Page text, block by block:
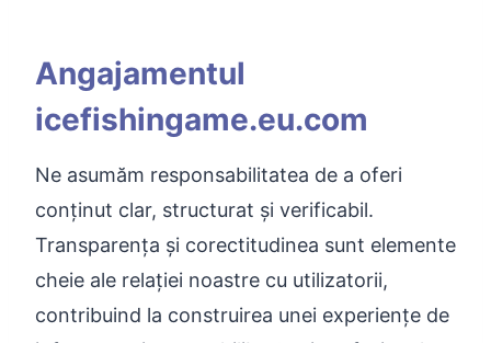
Angajamentul
icefishingame.eu.com
Ne asumăm responsabilitatea de a oferi
conținut clar, structurat și verificabil.
Transparența și corectitudinea sunt elemente
cheie ale relației noastre cu utilizatorii,
contribuind la construirea unei experiențe de